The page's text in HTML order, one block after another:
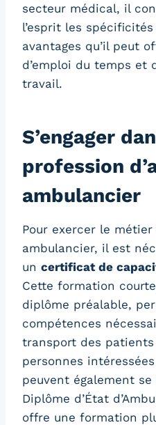
secteur médical, il
l’esprit les
avantages qu’il peut
d’emploi du temps et
travail.
S’engager
profession
ambulancier
Pour exercer le métier
ambulancier, il est
un certificat de
Cette formation
diplôme préalable,
compétences
transport des
personnes
peuvent également
Diplôme d’État
offre une formation